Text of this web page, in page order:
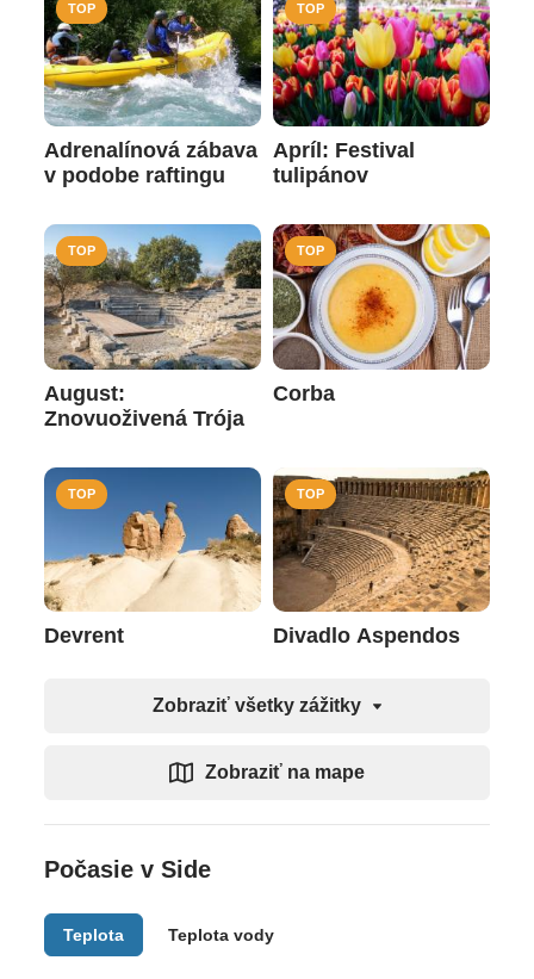
TOP
Adrenalínová zábava
v podobe raftingu
TOP
Apríl: Festival
tulipánov
TOP
August:
Znovuoživená Trója
TOP
Corba
TOP
Devrent
TOP
Divadlo Aspendos
Zobraziť všetky zážitky
Zobraziť na mape
Počasie v Side
Teplota Teplota vody